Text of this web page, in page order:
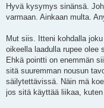
s
t
Hyvä kysymys sinänsä.
varmaan. Ainkaan multa.
Mut siis. Itteni kohdalla
oikeella laadulla rupee olee
Ehkä pointti on enemmän
sitä suuremman nousun
säilytettävissä. Näin mä
jos sitä käyttää liikaa,